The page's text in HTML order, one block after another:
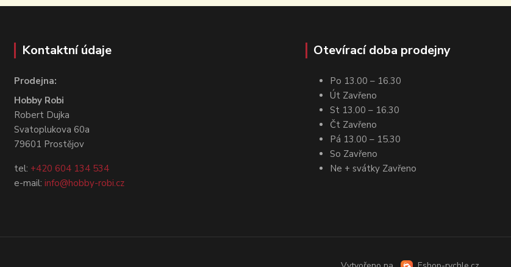
Kontaktní údaje
Prodejna:
Hobby Robi
Robert Dujka
Svatoplukova 60a
79601 Prostějov
tel: +420 604 134 534
e-mail:info@hobby-robi.cz
Otevírací doba prodejny
Po 13.00 – 16.30
Út Zavřeno
St 13.00 – 16.30
Čt Zavřeno
Pá 13.00 – 15.30
So Zavřeno
Ne + svátky Zavřeno